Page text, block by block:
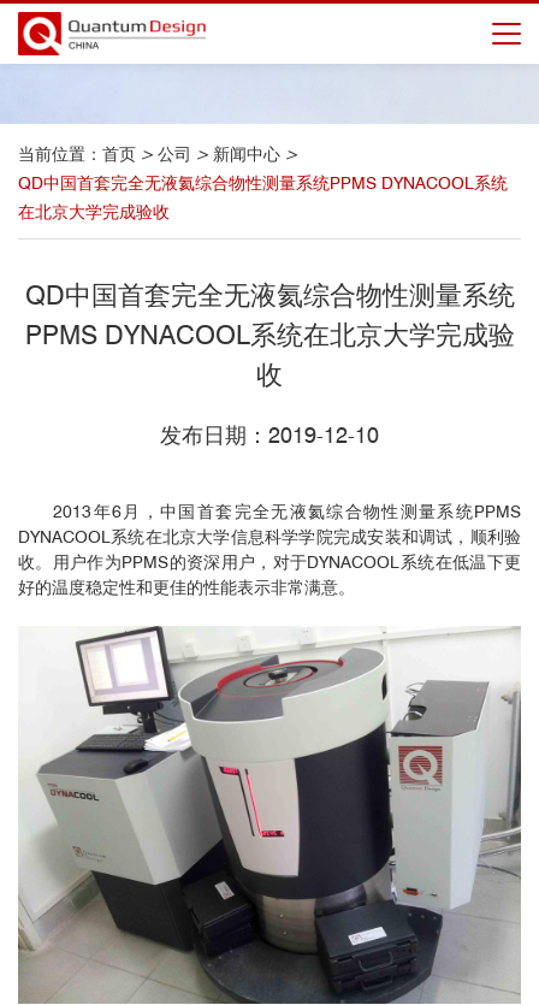
当前位置： 首页 > 公司 > 新闻中心 >
QD中国首套完全无液氦综合物性测量系统PPMS DYNACOOL系统
在北京大学完成验收
QD中国首套完全无液氦综合物性测量系统
PPMS DYNACOOL系统在北京大学完成验
收
发布日期：2019-12-10
2013年6月，中国首套完全无液氦综合物性测量系统PPMS
DYNACOOL系统在北京大学信息科学学院完成安装和调试，顺利验
收。用户作为PPMS的资深用户，对于DYNACOOL系统在低温下更
好的温度稳定性和更佳的性能表示非常满意。